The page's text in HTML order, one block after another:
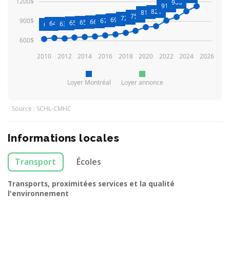
Loyer Montréal Loyer annonce
2010 2012 2014 2016 2018 2020 2022 2024 2026
600$
900$ 627641637651655668679698 720754810821
912 960
Source : SCHL-CMHC
Informations locales
Transport Écoles
Transports, proximitées services et la qualité
l'environnement